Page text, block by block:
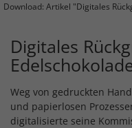
Download: Artikel "Digitales
Digitales
Weg von gedruckten
und papierlosen
digitalisierte seine